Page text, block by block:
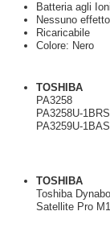
Batteria agli
Nessuno
Ricaricabile
Colore: Nero
TOSHIBA
PA3258
PA3258U-1BRS
PA3259U-1BAS
TOSHIBA
Toshiba
Satellite Pro